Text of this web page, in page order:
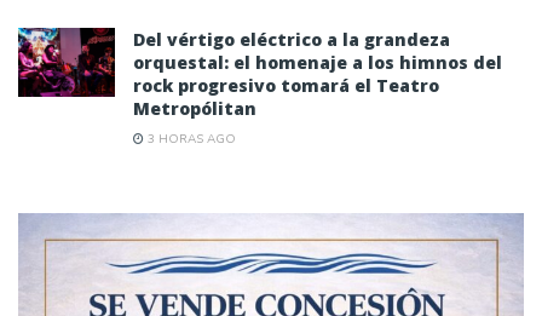
Del vértigo eléctrico a la grandeza
orquestal: el homenaje a los himnos del
rock progresivo tomará el Teatro
Metropólitan
3 HORAS AGO